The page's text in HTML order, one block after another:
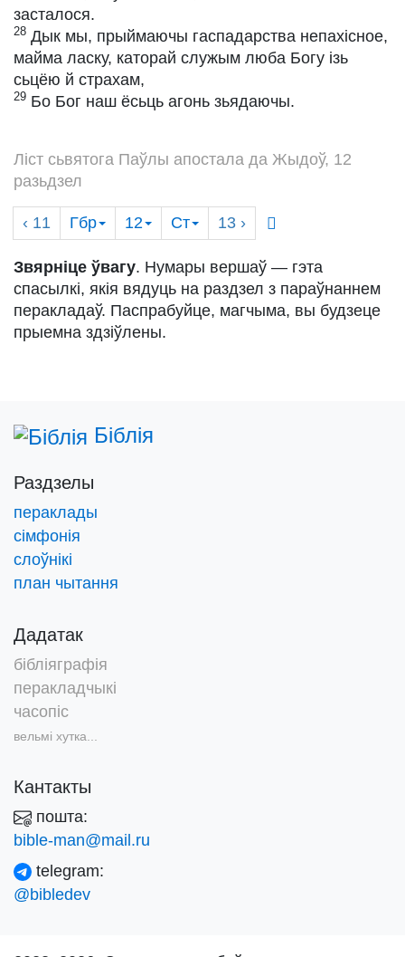
засталося.
28 Дык мы, прыймаючы гаспадарства непахісное,
майма ласку, каторай служым люба Богу ізь
сьцёю й страхам,
29 Бо Бог наш ёсьць агонь зьядаючы.
Ліст сьвятога Паўлы апостала да Жыдоў, 12
разьдзел
‹ 11 Гбр 12 Ст 13 ›
Звярніце ўвагу. Нумары вершаў — гэта
спасылкі, якія вядуць на раздзел з параўнаннем
перакладаў. Паспрабуйце, магчыма, вы будзеце
прыемна здзіўлены.
Біблія
Раздзелы
пераклады
сімфонія
слоўнікі
план чытання
Дадатак
бібліяграфія
перакладчыкі
часопіс
вельмі хутка...
Кантакты
пошта:
bible-man@mail.ru
telegram:
@bibledev